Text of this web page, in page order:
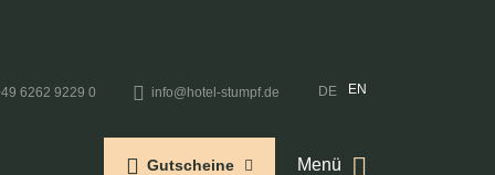
6262 9229 0 info@hotel-stumpf.de DE EN
Menü
Gutscheine